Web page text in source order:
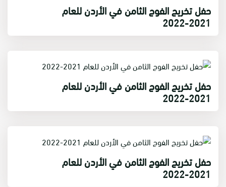
حفل تخريج الفوج الثامن في الأردن للعام
2021-2022
حفل تخريج الفوج الثامن في الأردن للعام
2021-2022
حفل تخريج الفوج الثامن في الأردن للعام
2021-2022